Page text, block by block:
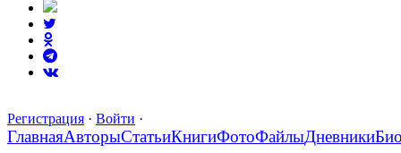
Регистрация · Войти ·
ГлавнаяАвторыСтатьиКнигиФотоФайлыДневники